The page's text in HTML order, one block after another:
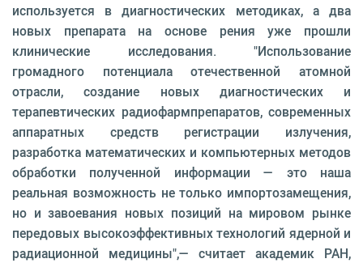
используется в диагностических методиках, а два
новых препарата на основе рения уже прошли
клинические исследования. "Использование
громадного потенциала отечественной атомной
отрасли, создание новых диагностических и
терапевтических радиофармпрепаратов, современных
аппаратных средств регистрации излучения,
разработка математических и компьютерных методов
обработки полученной информации — это наша
реальная возможность не только импортозамещения,
но и завоевания новых позиций на мировом рынке
передовых высокоэффективных технологий ядерной и
радиационной медицины",— считает академик РАН,